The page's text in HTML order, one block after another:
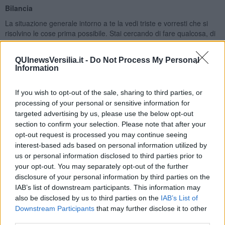
QUInewsVersilia.it - Do Not Process My Personal
Information
If you wish to opt-out of the sale, sharing to third parties, or
processing of your personal or sensitive information for
targeted advertising by us, please use the below opt-out
section to confirm your selection. Please note that after your
opt-out request is processed you may continue seeing
interest-based ads based on personal information utilized by
us or personal information disclosed to third parties prior to
your opt-out. You may separately opt-out of the further
disclosure of your personal information by third parties on the
IAB’s list of downstream participants. This information may
also be disclosed by us to third parties on the IAB’s List of
Downstream Participants that may further disclose it to other
Bilancia
La situazione generale intorno a te la vedi triste e vorresti che si
risolvino le cose prima possibile. Stai cercando di fare qualcosa, di
farti utile per qualcuno, almeno per le persone nella tua vicinanza.
Se non avessi un lavoro di smart working, sei pronto anche a fare
un lavoro volontario, pur di non stare a casa. Il pianeta della
responsabilitá, Saturno, era in aspetto difficile fino a poco fa,
sfida. Alla fine del mese di marzo Saturno ha cambiato finalmente il
segno, é entrato in un segno favorevole al tuo. Potrebbero
avvertire giá i benefici del pianeta i nativi intorno del primo decade,
cioé i nativi di settembre. Se vuoi cambiare radicalmente la tua vita
sentimentale, e finora ti é mancato il coraggio, nel mese di aprile,
potresti facilmente fare il passo. Inizierá il lungo cammino di Venere
nel segno dei Gemelli, che per 4 mesi ti sará favorevole. Molti del
segno della Bilancia decideranno ad andare a convivere, o
fuoriuscendo da una situazione sentimentale pesante, troveranno
la strada per una relazione, che sará in grado a dare la felicitá e
l’impegno serio del partner. I problemi grossi d’Italia sono in via di
risoluzione, il tuo segno sará molto brillante nel mese di aprile, le
tue idee a livello lavorativo saranno di buon auspicio. Se sei il capo